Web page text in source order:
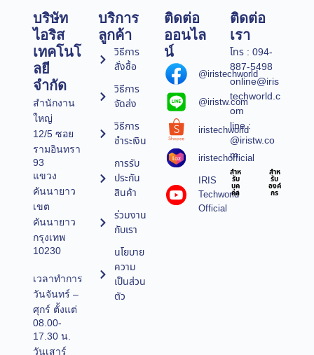
บริษัท
ไอริส
เทคโนโ
ลยี
จำกัด
สำนักงาน
ใหญ่
12/5 ซอย
รามอินทรา
93
แขวง
คันนายาว
เขต
คันนายาว
กรุงเทพ
10230
เวลาทำการ
วันจันทร์ –
ศุกร์ ตั้งแต่
08.00-
17.30 น.
วันเสาร์
บริการ
ลูกค้า
วิธีการ
สั่งซื้อ
วิธีการ
จัดส่ง
วิธีการ
ชำระเงิน
การรับ
ประกัน
สินค้า
ร่วมงาน
กับเรา
นโยบาย
ความ
เป็นส่วน
ตัว
ติดต่อ
ออนไล
น์
@iristechworld
@iristw.com
iristechworld
iristechofficial
IRIS
Techworld
Official
ติดต่อ
เรา
โทร : 094-
887-5498
online@iris
techworld.c
om
line :
@iristw.co
m
สำห
รับ
บุค
คล
สำห
รับ
องค์
กร